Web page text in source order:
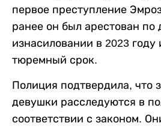
первое преступление
ранее он был арестован по
изнасиловании в 2023 году
тюремный срок.
Полиция подтвердила, что
девушки расследуются в
соответствии с законом.